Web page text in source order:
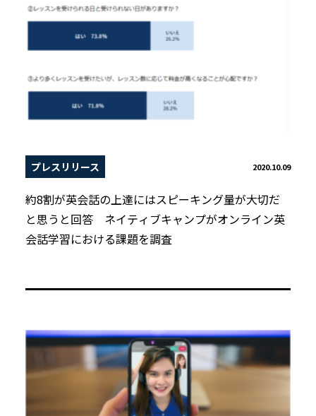
プレスリリース 2020.10.09
約8割が英会話の上達にはスピーキング量が大切だ
と思うと回答 ネイティブキャンプがオンライン英
会話学習における課題を調査